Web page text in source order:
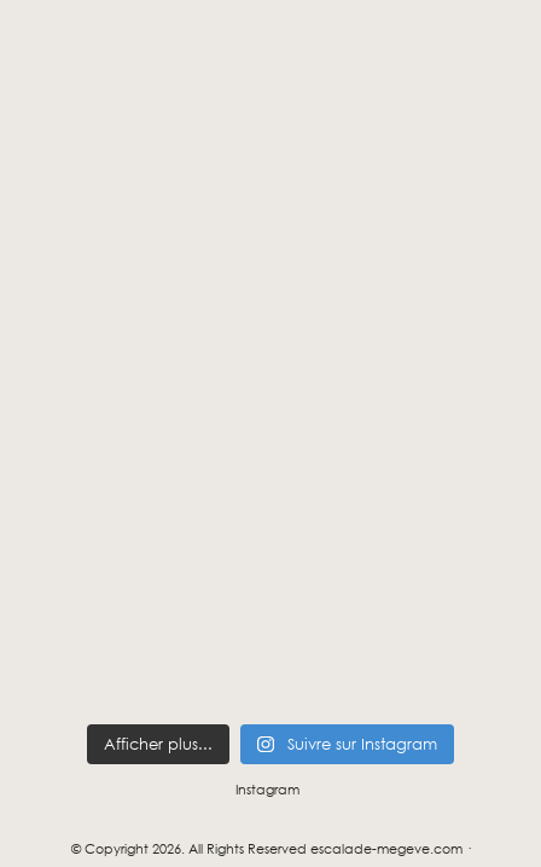
Afficher plus... Suivre sur Instagram
Instagram
© Copyright 2026. All Rights Reserved escalade-megeve.com ·